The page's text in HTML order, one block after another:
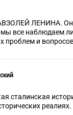
ЛЕНИНА.
проблем и
не занималась вымыслами, а
работала в исторических реалиях.